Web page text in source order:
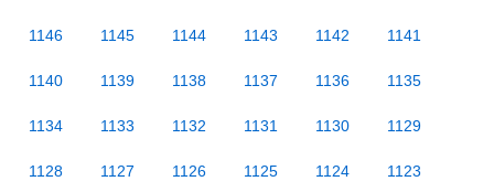
1146 1145 1144 1143 1142 1141
1140 1139 1138 1137 1136 1135
1134 1133 1132 1131 1130 1129
1128 1127 1126 1125 1124 1123